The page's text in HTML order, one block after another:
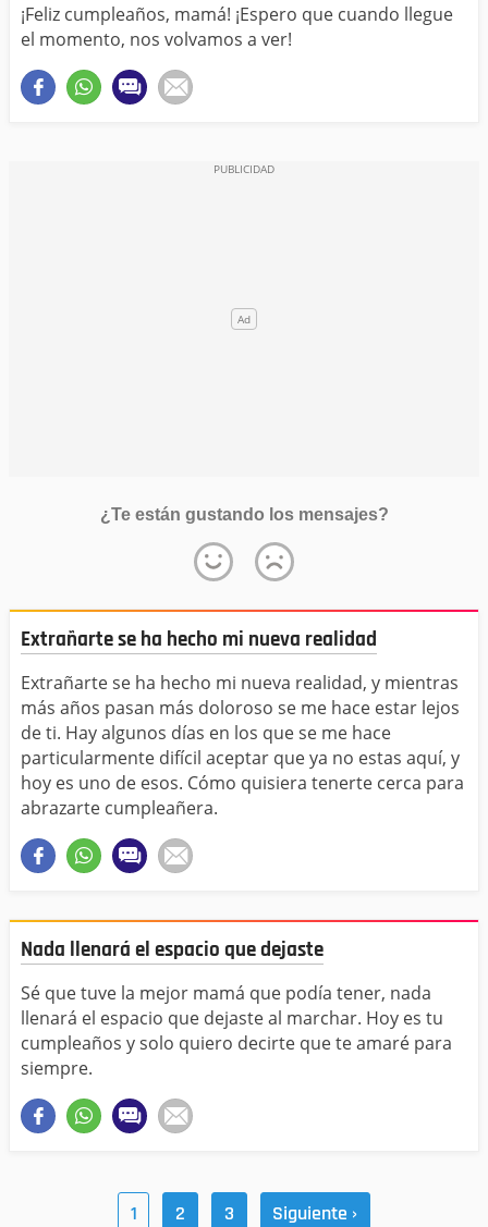
¡Feliz cumpleaños, mamá! ¡Espero que cuando llegue
el momento, nos volvamos a ver!
¿Te están gustando los mensajes?
Extrañarte se ha hecho mi nueva realidad
Extrañarte se ha hecho mi nueva realidad, y mientras
más años pasan más doloroso se me hace estar lejos
de ti. Hay algunos días en los que se me hace
particularmente difícil aceptar que ya no estas aquí, y
hoy es uno de esos. Cómo quisiera tenerte cerca para
abrazarte cumpleañera.
Nada llenará el espacio que dejaste
Sé que tuve la mejor mamá que podía tener, nada
llenará el espacio que dejaste al marchar. Hoy es tu
cumpleaños y solo quiero decirte que te amaré para
siempre.
1 2 3 Siguiente ›